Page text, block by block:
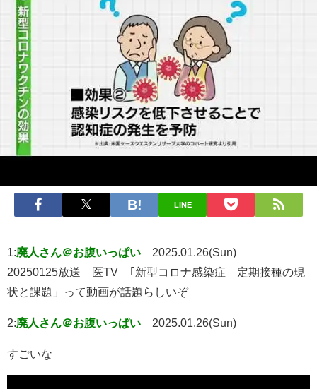
LINE
1:廃人さん＠お腹いっぱい
2025.01.26(Sun)
20250125放送 医TV ｢新型コロナ感染症 定期接種の現
状と課題」って動画が話題らしいぞ
2:廃人さん＠お腹いっぱい 2025.01.26(Sun)
すごいな